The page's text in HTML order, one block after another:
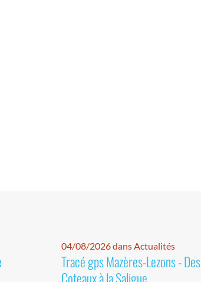
04/08/2026 dans Actualités
Tracé gps Mazères-Lezons - Des
Coteaux à la Saligue